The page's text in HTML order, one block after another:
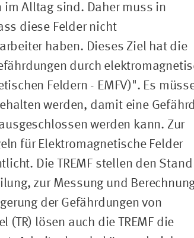
im Alltag sind. Daher muss in
diese Felder nicht
haben. Dieses Ziel hat die
durch
Feldern - EMFV)". Es
werden, damit eine
werden kann. Zur
für Elektromagnetische Felder
Die TREMF stellen den
zur Messung und
der Gefährdungen von
(TR) lösen auch die TREMF die